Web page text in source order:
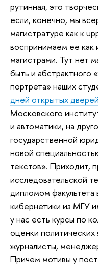
рутинная, это
если, конечно, мы
магистратуре как к
воспринимаем ее как
магистрами. Тут нет
быть и абстрактного
портрета» наших
дней открытых дверей
Московского
и автоматики, на
государственной
новой
текстов». Приходит,
исследовательской
дипломом факультета
кибернетики из МГУ
у нас есть курсы по
оценки
журналисты,
Причем мотивы у